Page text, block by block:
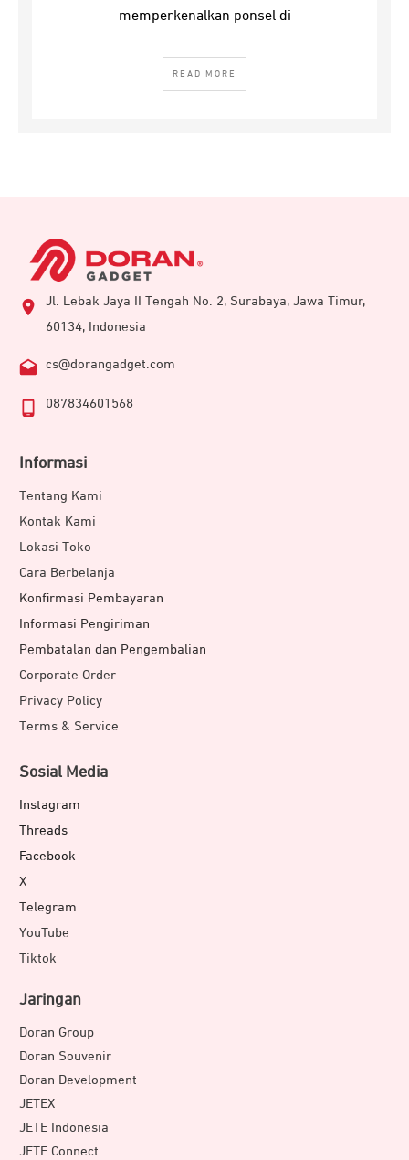
memperkenalkan ponsel di
READ MORE
Jl. Lebak Jaya II Tengah No. 2, Surabaya, Jawa Timur,
60134, Indonesia
cs@dorangadget.com
087834601568
Informasi
Tentang Kami
Kontak Kami
Lokasi Toko
Cara Berbelanja
Konfirmasi Pembayaran
Informasi Pengiriman
Pembatalan dan Pengembalian
Corporate Order
Privacy Policy
Terms & Service
Sosial Media
Instagram
Threads
Facebook
X
Telegram
YouTube
Tiktok
Jaringan
Doran Group
Doran Souvenir
Doran Development
JETEX
JETE Indonesia
JETE Connect